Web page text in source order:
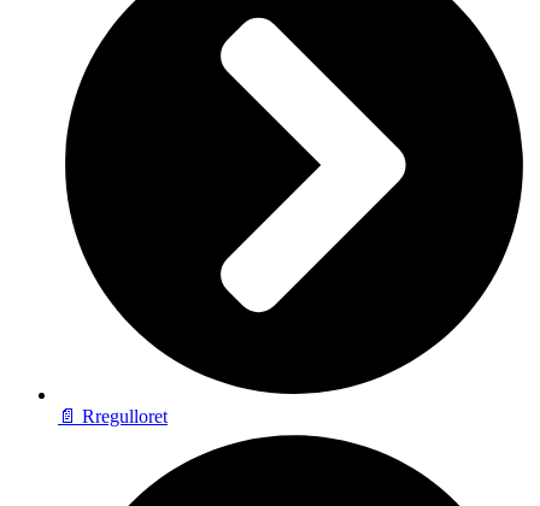
📄 Rregulloret